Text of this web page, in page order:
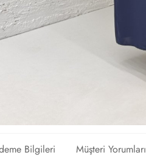
Bilgileri Müşteri Yorumları